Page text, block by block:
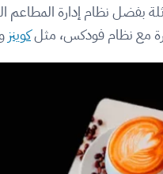
بفضل نظام إدارة المطاعم
مع نظام فودكس، مثلكوينز